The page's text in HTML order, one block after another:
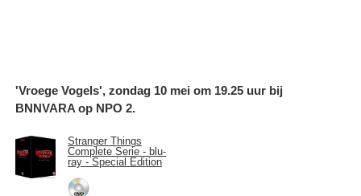
'Vroege Vogels', zondag 10 mei om 19.25 uur bij
BNNVARA op NPO 2.
Stranger Things
Complete Serie - blu-
ray - Special Edition